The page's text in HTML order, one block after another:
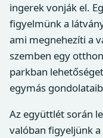
ingerek vonják el.
figyelmünk a
ami megnehezíti a
szemben egy
parkban
egymás
Az együttlét során
valóban figyeljünk